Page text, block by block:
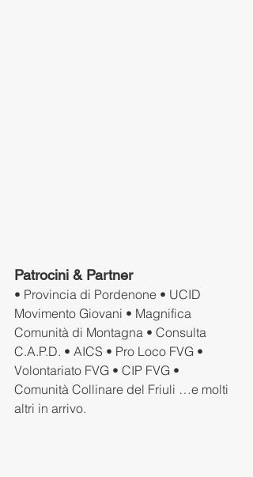
Patrocini & Partner
• Provincia di Pordenone • UCID
Movimento Giovani • Magnifica
Comunità di Montagna • Consulta
C.A.P.D. • AICS • Pro Loco FVG •
Volontariato FVG • CIP FVG •
Comunità Collinare del Friuli …e molti
altri in arrivo.